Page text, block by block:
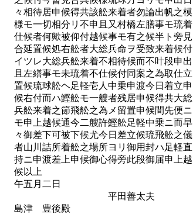
々相待居申候得共該舩来着者勿論出帆之模
様モ一切相分リ不申且又村橋左膳事モ琉着
仕候者何歟被仰付越候事モ有之候半ト旁見
合延置候処右舩者大総兵命ヲ受致来着候付
イツレ大総兵舩来着不相待候而不叶段申出
且左繕事モ未琉着不仕候付同案之為取仕立
置候琉球舩ヘ足軽壱人中乗申渡今日着立申
候右付而ハ鰹舩モ一艘者残居申候得共大総
兵舩来着之節飛舩之為メ留置申候間先便ニ
モ申上越候通今二艘許鰹舩足軽中乗ニ而早
々御差下可被下候尤今日差立候琉飛舩之儀
者山川詰所着舩之場所ヨリ御用封ハ足軽直
持ニ申渡差上申候御心得旁此段御届申上越
候以上
午五月二日
平田善太夫
島津 豊後殿